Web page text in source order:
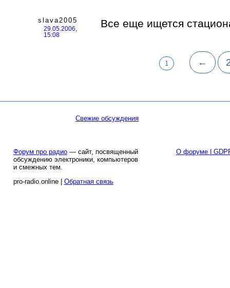
slava2005
29.05.2006,
15:08
Все еще ищется
1 ←
Свежие обсуждения
Форум про радио— сайт, посвященный
обсуждению электроники, компьютеров
и смежных тем.
pro-radio.online | Обратная связь
О форуме |